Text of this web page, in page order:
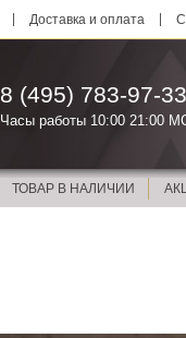
Доставка и оплата
8 (495) 783-97-33
Часы работы 10:00 21:00
ТОВАР В НАЛИЧИИ